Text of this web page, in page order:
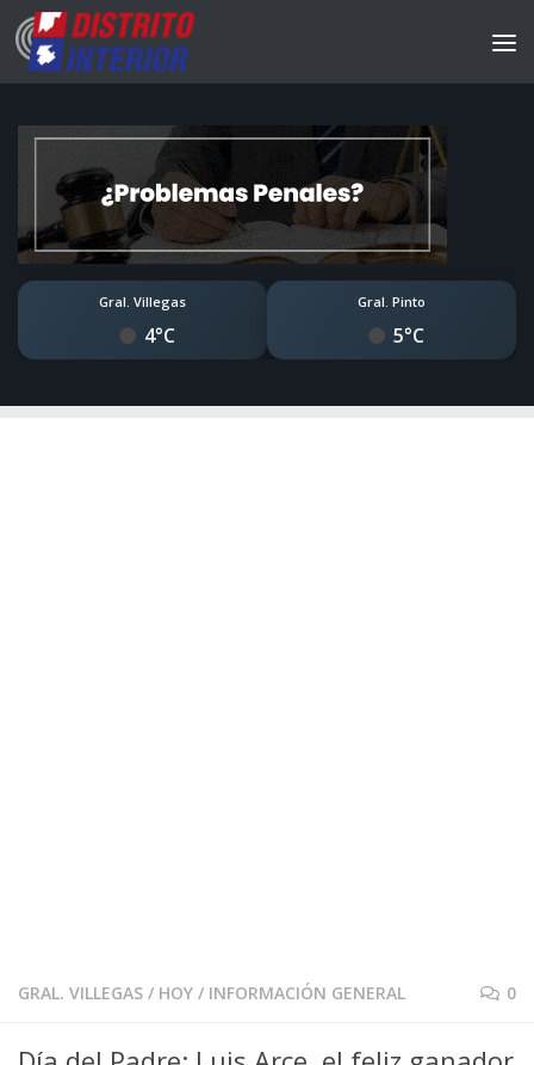
Gral. Villegas
4°C
Gral. Pinto
5°C
GRAL. VILLEGAS / HOY / INFORMACIÓN GENERAL 0